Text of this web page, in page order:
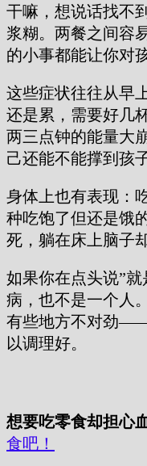
干嘛，想说话找不
浆糊。两餐之间容
的小事都能让你对
这些症状往往从早
还是累，需要好几
两三点钟的能量大
己还能不能撑到孩
身体上也有表现：
种吃饱了但还是饿
死，躺在床上脑子
如果你在点头说”
病，也不是一个人
有些地方不对劲
以调理好。
想要吃零食却担心
食吧！